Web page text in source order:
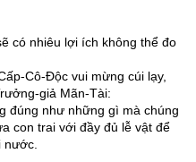
có nhiêu lợi ích không thể đo
Cô-Độc vui mừng cúi lạy,
giả Mãn-Tài:
đúng như những gì mà chúng
con trai với đầy đủ lễ vật để